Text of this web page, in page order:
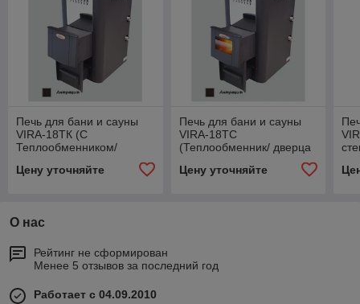
Печь для бани и сауны
VIRA-18ТК (С
Теплообменником/
каналом)
Цену уточняйте
Печь для бани и сауны
VIRA-18ТС
(Теплообменник/ дверца
со стеклом) /VIRA-18ТСК
(+корот. топливный
Цену уточняйте
О нас
Рейтинг не сформирован
Менее 5 отзывов за последний год
Работает с 04.09.2010